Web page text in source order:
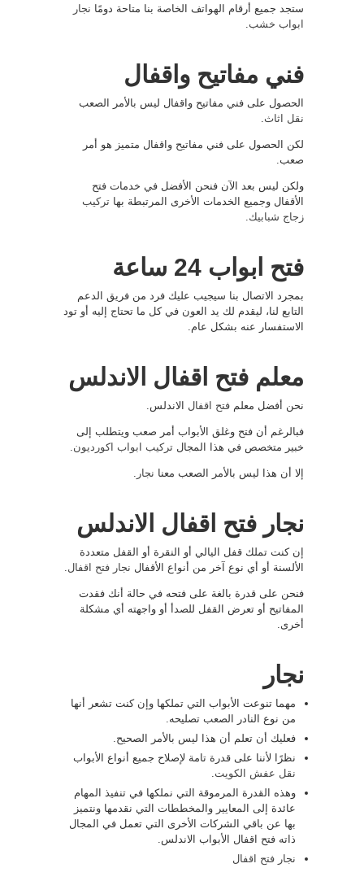
ستجد جميع أرقام الهواتف الخاصة بنا متاحة دومًا نجار
ابواب خشب
فني مفاتيح واقفال
الحصول على فني مفاتيح واقفال ليس بالأمر الصعب
نقل اثاث
لكن الحصول على فني مفاتيح واقفال متميز هو أمر
صعب.
ولكن ليس بعد الآن فنحن الأفضل في خدمات فتح
الأقفال وجميع الخدمات الأخرى المرتبطة بها تركيب
زجاج شبابيك
فتح ابواب 24 ساعة
بمجرد الاتصال بنا سيجيب عليك فرد من فريق الدعم
التابع لنا، ليقدم لك يد العون في كل ما تحتاج إليه أو تود
الاستفسار عنه بشكل عام.
معلم فتح اقفال الاندلس
نحن أفضل معلم فتح اقفال الاندلس.
فبالرغم أن فتح وغلق الأبواب أمر صعب ويتطلب إلى
خبير متخصص في هذا المجال تركيب ابواب اكورديون
إلا أن هذا ليس بالأمر الصعب معنا نجار
نجار فتح اقفال الاندلس
إن كنت تملك قفل اليالي أو النقرة أو القفل متعددة
الألسنة أو أي نوع آخر من أنواع الأقفال نجار فتح اقفال
فنحن على قدرة بالغة على فتحه في حالة أنك فقدت
المفاتيح أو تعرض القفل للصدأ أو واجهته أي مشكلة
أخرى.
نجار
مهما تنوعت الأبواب التي تملكها وإن كنت تشعر أنها
من نوع النادر الصعب تصليحه.
فعليك أن تعلم أن هذا ليس بالأمر الصحيح.
نظرًا لأننا على قدرة تامة لإصلاح جميع أنواع الأبواب
نقل عفش الكويت
وهذه القدرة المرموقة التي نملكها في تنفيذ المهام
عائدة إلى المعايير والمخططات التي نقدمها ونتميز
بها عن باقي الشركات الأخرى التي تعمل في المجال
ذاته فتح اقفال الأبواب الاندلس.
نجار فتح اقفال